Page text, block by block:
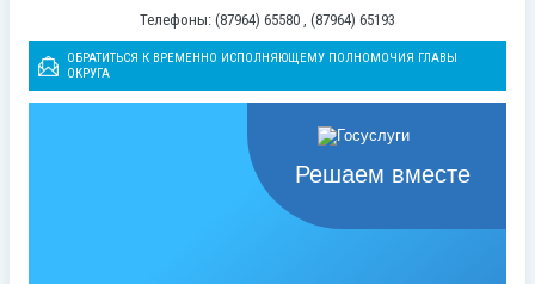
Телефоны: (87964) 65580 , (87964) 65193
ОБРАТИТЬСЯ К ВРЕМЕННО ИСПОЛНЯЮЩЕМУ ПОЛНОМОЧИЯ ГЛАВЫ
ОКРУГА
Решаем вместе